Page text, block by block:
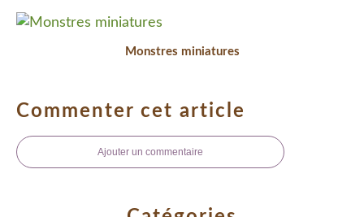
Monstres miniatures
Commenter cet article
Ajouter un commentaire